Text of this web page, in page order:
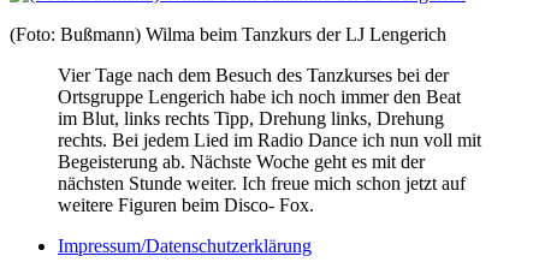
(Foto: Bußmann) Wilma beim Tanzkurs der LJ Lengerich
Vier Tage nach dem Besuch des Tanzkurses bei der
Ortsgruppe Lengerich habe ich noch immer den Beat
im Blut, links rechts Tipp, Drehung links, Drehung
rechts. Bei jedem Lied im Radio Dance ich nun voll mit
Begeisterung ab. Nächste Woche geht es mit der
nächsten Stunde weiter. Ich freue mich schon jetzt auf
weitere Figuren beim Disco- Fox.
Impressum/Datenschutzerklärung